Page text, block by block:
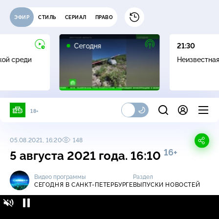
ЭФИР СТИЛЬ СЕРИАЛ ПРАВО
среди
Сегодня
21:30
18+
05.08.2021, 16:20 148
5 августа 2021 года. 16:10 16+
Видео программы
СЕГОДНЯ В САНКТ-ПЕТЕРБУРГЕ
Раздел
ВЫПУСКИ НОВОСТЕЙ